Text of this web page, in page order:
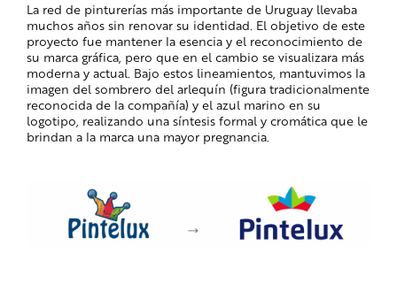
La red de pinturerías más importante de Uruguay llevaba
muchos años sin renovar su identidad. El objetivo de este
proyecto fue mantener la esencia y el reconocimiento de
su marca gráfica, pero que en el cambio se visualizara más
moderna y actual. Bajo estos lineamientos, mantuvimos la
imagen del sombrero del arlequín (figura tradicionalmente
reconocida de la compañía) y el azul marino en su
logotipo, realizando una síntesis formal y cromática que le
brindan a la marca una mayor pregnancia.